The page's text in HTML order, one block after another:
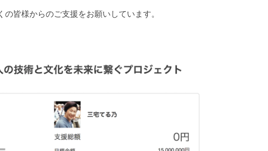
皆様からのご支援をお願いしています。